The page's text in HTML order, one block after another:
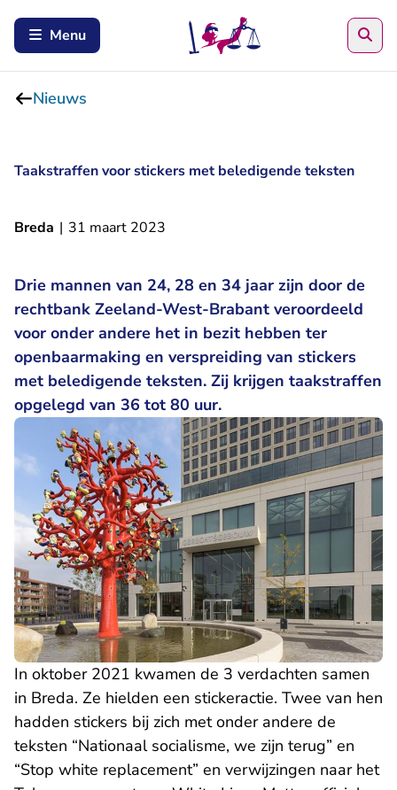
Menu
Nieuws
Taakstraffen voor stickers met beledigende teksten
Breda | 31 maart 2023
Drie mannen van 24, 28 en 34 jaar zijn door de
rechtbank Zeeland-West-Brabant veroordeeld
voor onder andere het in bezit hebben ter
openbaarmaking en verspreiding van stickers
met beledigende teksten. Zij krijgen taakstraffen
opgelegd van 36 tot 80 uur.
In oktober 2021 kwamen de 3 verdachten samen
in Breda. Ze hielden een stickeractie. Twee van hen
hadden stickers bij zich met onder andere de
teksten “Nationaal socialisme, we zijn terug” en
“Stop white replacement” en verwijzingen naar het